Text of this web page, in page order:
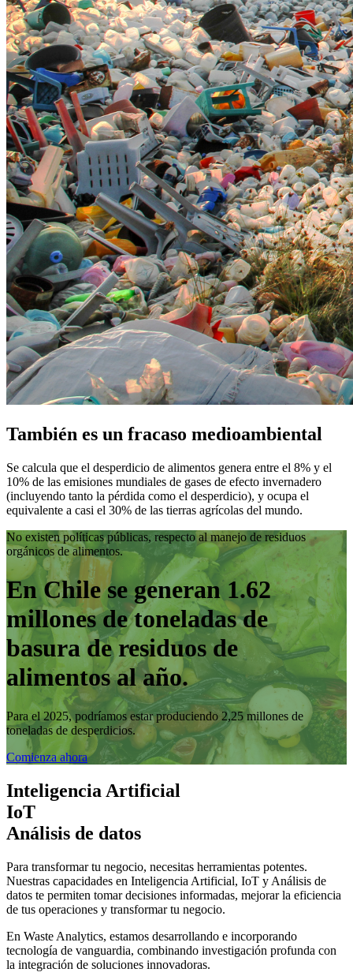
También es un fracaso medioambiental
Se calcula que el desperdicio de alimentos genera entre el 8% y el
10% de las emisiones mundiales de gases de efecto invernadero
(incluyendo tanto la pérdida como el desperdicio), y ocupa el
equivalente a casi el 30% de las tierras agrícolas del mundo.
No existen políticas públicas, respecto al manejo de residuos
orgánicos de alimentos.
En Chile se generan 1.62
millones de toneladas de
basura de residuos de
alimentos al año.
Para el 2025, podríamos estar produciendo 2,25 millones de
toneladas de desperdicios.
Comienza ahora
Inteligencia Artificial
IoT
Análisis de datos
Para transformar tu negocio, necesitas herramientas potentes.
Nuestras capacidades en Inteligencia Artificial, IoT y Análisis de
datos te permiten tomar decisiones informadas, mejorar la eficiencia
de tus operaciones y transformar tu negocio.
En Waste Analytics, estamos desarrollando e incorporando
tecnología de vanguardia, combinando investigación profunda con
la integración de soluciones innovadoras.